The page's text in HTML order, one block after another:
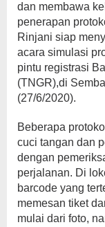
dan membawa
penerapan
Rinjani siap
acara simulasi
pintu registrasi
(TNGR),di
(27/6/2020).
Beberapa
cuci tangan dan
dengan
perjalanan. Di
barcode yang
memesan tiket
mulai dari foto,